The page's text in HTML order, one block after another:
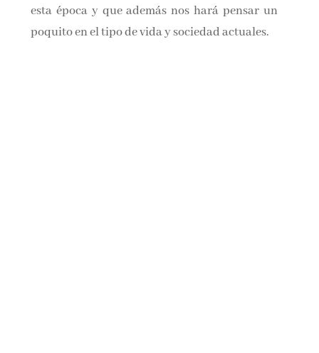
esta época y que además nos hará pensar un
poquito en el tipo de vida y sociedad actuales.